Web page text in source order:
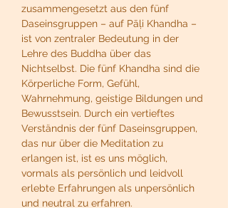
zusammengesetzt aus den fünf
Daseinsgruppen – auf Pāḷi Khandha –
ist von zentraler Bedeutung in der
Lehre des Buddha über das
Nichtselbst. Die fünf Khandha sind die
Körperliche Form, Gefühl,
Wahrnehmung, geistige Bildungen und
Bewusstsein. Durch ein vertieftes
Verständnis der fünf Daseinsgruppen,
das nur über die Meditation zu
erlangen ist, ist es uns möglich,
vormals als persönlich und leidvoll
erlebte Erfahrungen als unpersönlich
und neutral zu erfahren.